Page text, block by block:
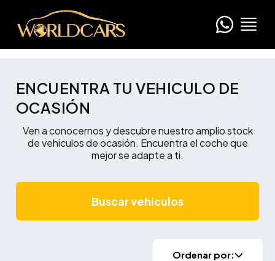
ENCUENTRA TU VEHICULO DE
OCASIÓN
Ven a conocernos y descubre nuestro amplio stock
de vehiculos de ocasión. Encuentra el coche que
mejor se adapte a ti.
Buscar vehiculos
Ordenar por: